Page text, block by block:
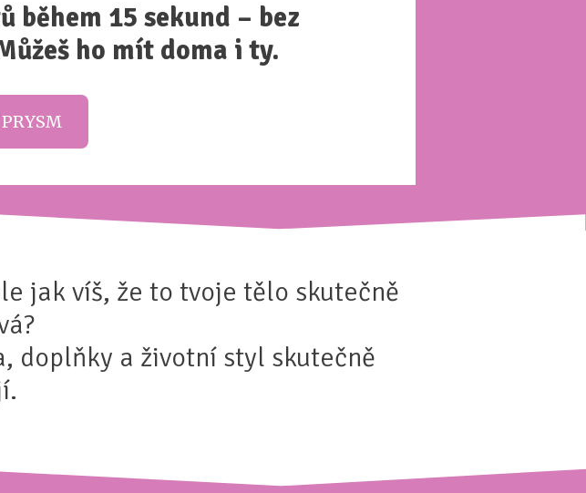
15 sekund – bez
ho mít doma i ty.
jak víš, že to tvoje tělo skutečně
doplňky a životní styl skutečně